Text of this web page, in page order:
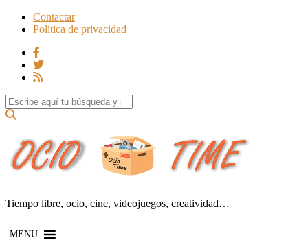
Contactar
Política de privacidad
Search for:
Tiempo libre, ocio, cine, videojuegos, creatividad…
MENU